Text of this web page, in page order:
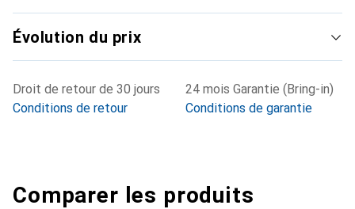
Évolution du prix
Droit de retour de 30 jours
Conditions de retour
24 mois Garantie (Bring-in)
Conditions de garantie
Comparer les produits